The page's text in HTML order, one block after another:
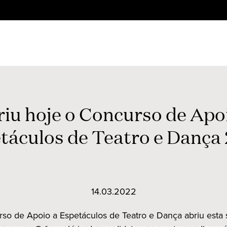
hoje o Concurso de
de Teatro e Dança
14.03.2022
de Apoio a Espetáculos de Teatro e Dança abriu esta